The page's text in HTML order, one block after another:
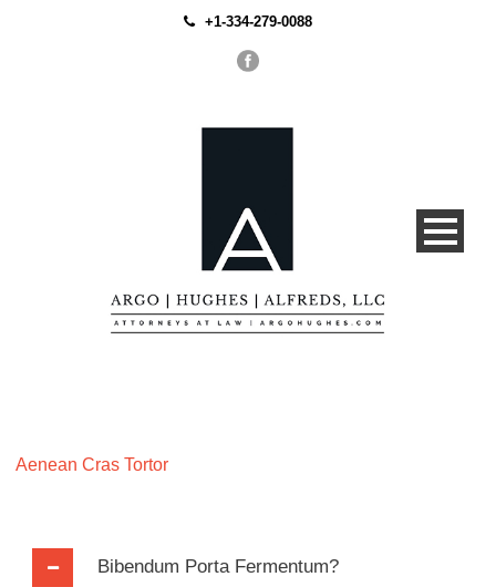
+1-334-279-0088
Aenean Cras Tortor
Bibendum Porta Fermentum?